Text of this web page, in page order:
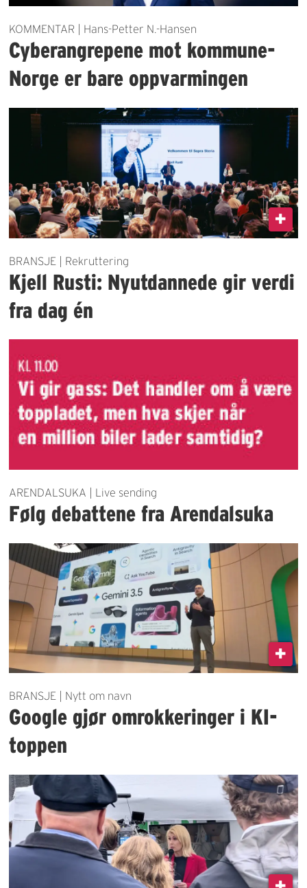
KOMMENTAR | Hans-Petter N.-Hansen
Cyberangrepene mot kommune-
Norge er bare oppvarmingen
BRANSJE | Rekruttering
Kjell Rusti: Nyutdannede gir verdi
fra dag én
ARENDALSUKA | Live sending
Følg debattene fra Arendalsuka
BRANSJE | Nytt om navn
Google gjør omrokkeringer i KI-
toppen